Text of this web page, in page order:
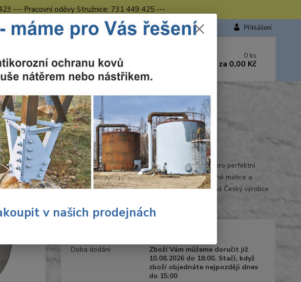
--- Pracovní oděvy Stružnice: 731 449 425 ---
Přihlášení
731 449 423
8.00 hod. - 16.00 hod.
0 ks
za 0,00 Kč
Ohodnotit produkt
Hlavice s patentovanou technologií 4CZech One, pro perfektní
kontakt s maticí umožňující povolit i zcela poškozené matice a
zabraňuje jejímu poškození. 1" hlavice Šestihranná Český výrobce
Doba dodání
Zboží Vám můžeme doručit již
10.08.2026 do 18:00. Stačí, když
zboží objednáte nejpozději dnes
do 15:00
v našich prodejnách